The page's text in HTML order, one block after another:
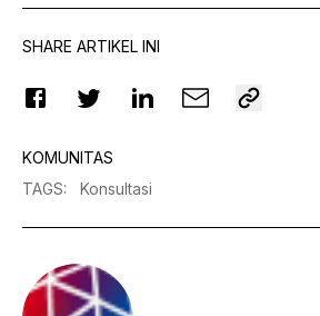
SHARE ARTIKEL INI
KOMUNITAS
TAGS: Konsultasi